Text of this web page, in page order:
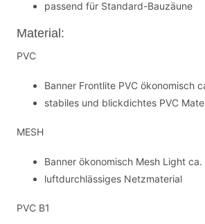
passend für Standard-Bauzäune
Material:
PVC
Banner Frontlite PVC ökonomisch
stabiles und blickdichtes PVC
MESH
Banner ökonomisch Mesh Light
luftdurchlässiges Netzmaterial
PVC B1